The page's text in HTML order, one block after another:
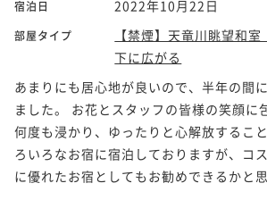
宿泊日 2022年10月22日
部屋タイプ
【禁煙】天竜川眺望和
下に広がる
あまりにも居心地が良いので、半年の間
ました。 お花とスタッフの皆様の笑顔に
何度も浸かり、ゆったりと心解放するこ
ろいろなお宿に宿泊しておりますが、コ
に優れたお宿としてもお勧めできるかと思